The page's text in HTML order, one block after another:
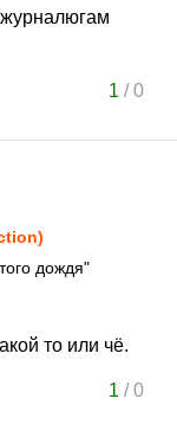
1 /0
дождя"
то или чё.
1 /0